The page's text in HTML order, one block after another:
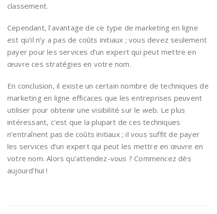
classement.
Cependant, l’avantage de ce type de marketing en ligne
est qu’il n’y a pas de coûts initiaux ; vous devez seulement
payer pour les services d’un expert qui peut mettre en
œuvre ces stratégies en votre nom.
En conclusion, il existe un certain nombre de techniques de
marketing en ligne efficaces que les entreprises peuvent
utiliser pour obtenir une visibilité sur le web. Le plus
intéressant, c’est que la plupart de ces techniques
n’entraînent pas de coûts initiaux ; il vous suffit de payer
les services d’un expert qui peut les mettre en œuvre en
votre nom. Alors qu’attendez-vous ? Commencez dès
aujourd’hui !